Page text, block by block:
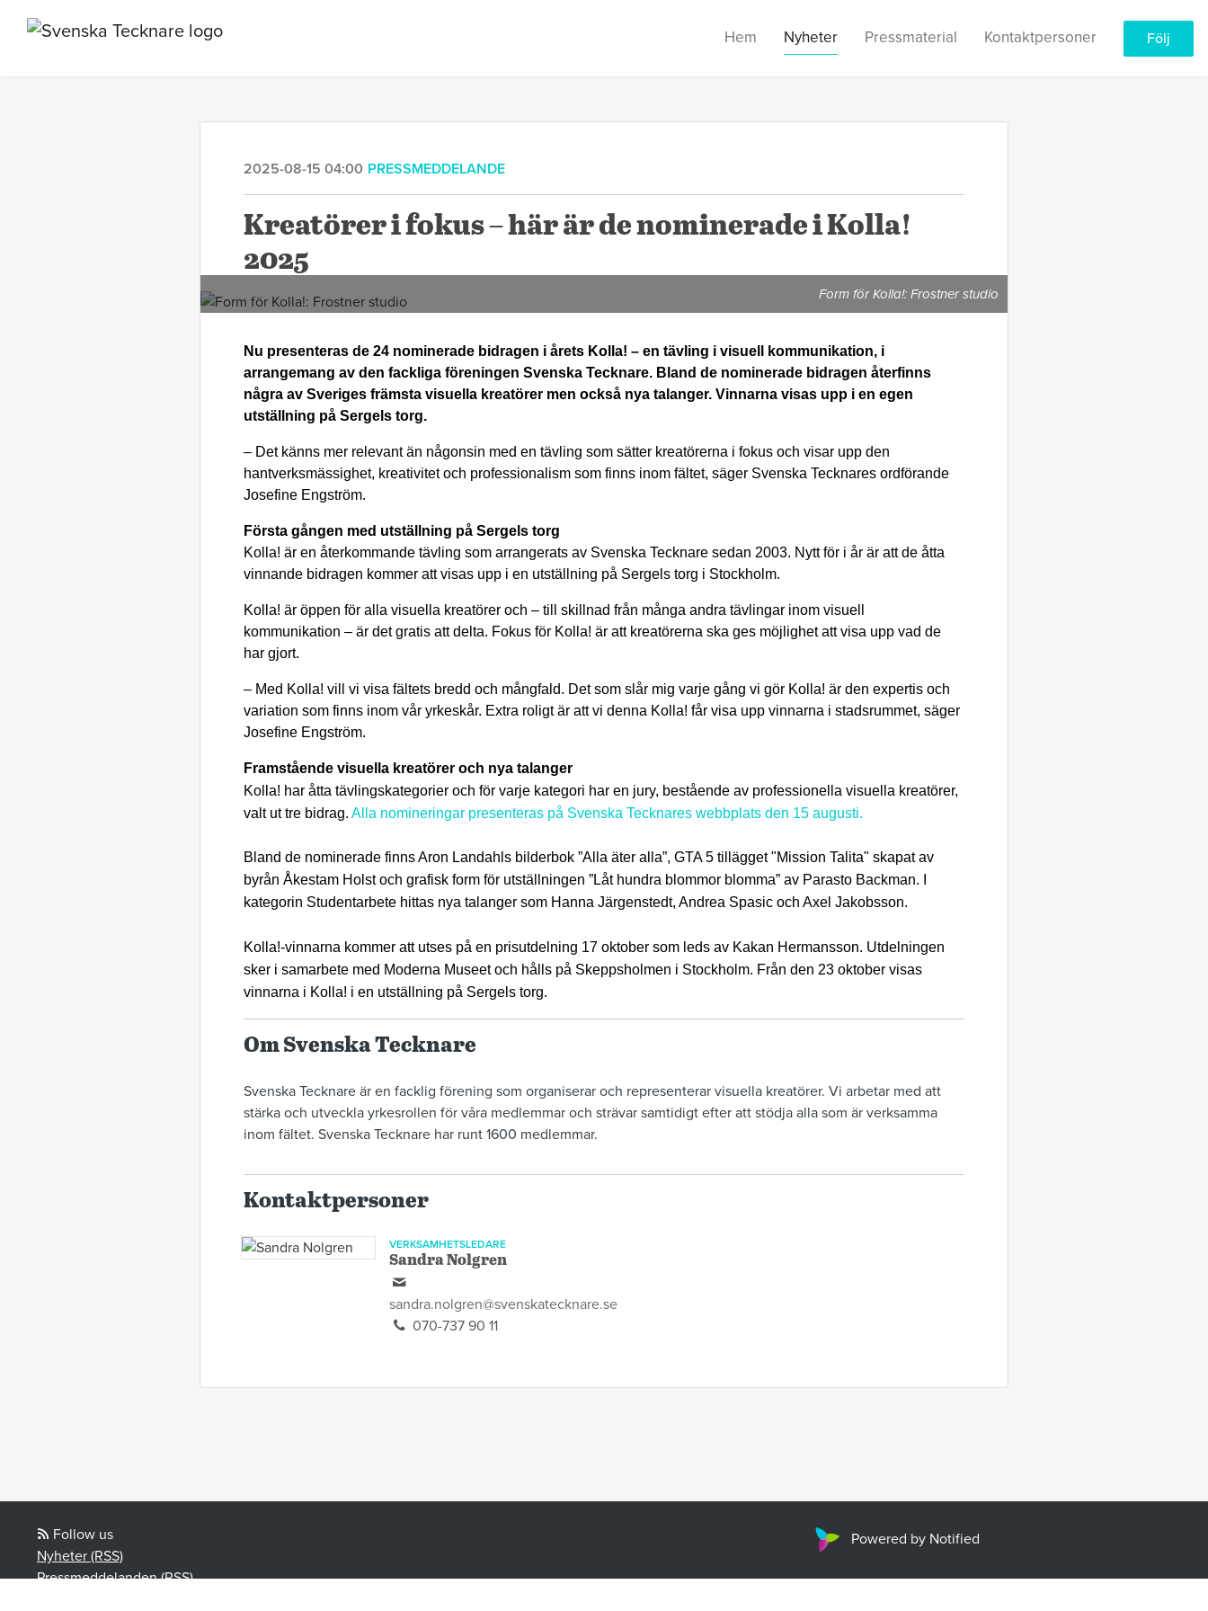
Hem Nyheter Pressmaterial Kontaktpersoner Följ
2025-08-15 04:00 PRESSMEDDELANDE
Kreatörer i fokus – här är de nominerade i Kolla!
2025
Form för Kolla!: Frostner studio
Nu presenteras de 24 nominerade bidragen i årets Kolla! – en tävling i visuell kommunikation, i
arrangemang av den fackliga föreningen Svenska Tecknare. Bland de nominerade bidragen återfinns
några av Sveriges främsta visuella kreatörer men också nya talanger. Vinnarna visas upp i en egen
utställning på Sergels torg.
– Det känns mer relevant än någonsin med en tävling som sätter kreatörerna i fokus och visar upp den
hantverksmässighet, kreativitet och professionalism som finns inom fältet, säger Svenska Tecknares ordförande
Josefine Engström.
Första gången med utställning på Sergels torg
Kolla! är en återkommande tävling som arrangerats av Svenska Tecknare sedan 2003. Nytt för i år är att de åtta
vinnande bidragen kommer att visas upp i en utställning på Sergels torg i Stockholm.
Kolla! är öppen för alla visuella kreatörer och – till skillnad från många andra tävlingar inom visuell
kommunikation – är det gratis att delta. Fokus för Kolla! är att kreatörerna ska ges möjlighet att visa upp vad de
har gjort.
– Med Kolla! vill vi visa fältets bredd och mångfald. Det som slår mig varje gång vi gör Kolla! är den expertis och
variation som finns inom vår yrkeskår. Extra roligt är att vi denna Kolla! får visa upp vinnarna i stadsrummet, säger
Josefine Engström.
Framstående visuella kreatörer och nya talanger
Kolla! har åtta tävlingskategorier och för varje kategori har en jury, bestående av professionella visuella kreatörer,
valt ut tre bidrag. Alla nomineringar presenteras på Svenska Tecknares webbplats den 15 augusti.
Bland de nominerade finns Aron Landahls bilderbok ”Alla äter alla”, GTA 5 tillägget "Mission Talita" skapat av
byrån Åkestam Holst och grafisk form för utställningen ”Låt hundra blommor blomma” av Parasto Backman. I
kategorin Studentarbete hittas nya talanger som Hanna Järgenstedt, Andrea Spasic och Axel Jakobsson.
Kolla!-vinnarna kommer att utses på en prisutdelning 17 oktober som leds av Kakan Hermansson. Utdelningen
sker i samarbete med Moderna Museet och hålls på Skeppsholmen i Stockholm. Från den 23 oktober visas
vinnarna i Kolla! i en utställning på Sergels torg.
Om Svenska Tecknare
Svenska Tecknare är en facklig förening som organiserar och representerar visuella kreatörer. Vi arbetar med att
stärka och utveckla yrkesrollen för våra medlemmar och strävar samtidigt efter att stödja alla som är verksamma
inom fältet. Svenska Tecknare har runt 1600 medlemmar.
Kontaktpersoner
VERKSAMHETSLEDARE
Sandra Nolgren
sandra.nolgren@svenskatecknare.se
070-737 90 11
Follow us
Nyheter (RSS)
Pressmeddelanden (RSS)
Powered by Notified